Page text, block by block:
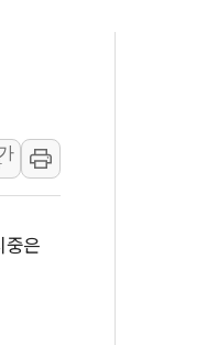
정통망법 비판에 반박..."디
수단에 한글 디자인 협업 제품
블랑하이볼', 레드닷 디자인
피해자 청와대로 초청해
메이슨 9주년 여름 기획세트
은